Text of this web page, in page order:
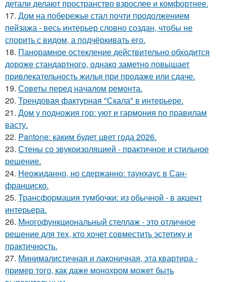
детали делают пространство взрослее и комфортнее.
17. Дом на побережье стал почти продолжением
пейзажа - весь интерьер словно создан, чтобы не
спорить с видом, а подчёркивать его.
18. Панорамное остекление действительно обходится
дороже стандартного, однако заметно повышает
привлекательность жилья при продаже или сдаче.
19. Советы перед началом ремонта.
20. Трендовая фактурная "Скала" в интерьере.
21. Дом у подножия гор: уют и гармония по правилам
васту.
22. Pantone: каким будет цвет года 2026.
23. Стены со звукоизоляцией - практичное и стильное
решение.
24. Неожиданно, но сдержанно: таунхаус в Сан-
франциско.
25. Трансформация тумбочки: из обычной - в акцент
интерьера.
26. Многофункциональный стеллаж - это отличное
решение для тех, кто хочет совместить эстетику и
практичность.
27. Минималистичная и лаконичная, эта квартира -
пример того, как даже монохром может быть